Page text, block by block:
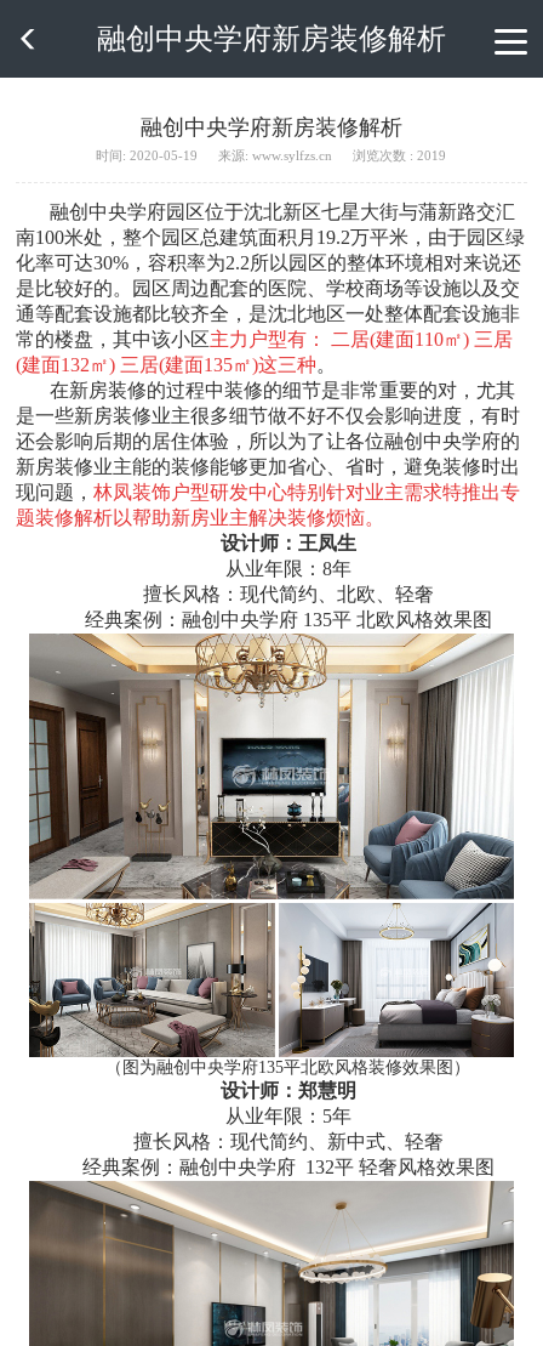
 融创中央学府新房装修解析
融创中央学府新房装修解析
时间: 2020-05-19 来源: www.sylfzs.cn 浏览次数 : 2019
融创中央学府园区位于沈北新区七星大街与蒲新路交汇
南100米处，整个园区总建筑面积月19.2万平米，由于园区绿
化率可达30%，容积率为2.2所以园区的整体环境相对来说还
是比较好的。园区周边配套的医院、学校商场等设施以及交
通等配套设施都比较齐全，是沈北地区一处整体配套设施非
常的楼盘，其中该小区主力户型有： 二居(建面110㎡) 三居
(建面132㎡) 三居(建面135㎡)这三种。
在新房装修的过程中装修的细节是非常重要的对，尤其
是一些新房装修业主很多细节做不好不仅会影响进度，有时
还会影响后期的居住体验，所以为了让各位融创中央学府的
新房装修业主能的装修能够更加省心、省时，避免装修时出
现问题，林凤装饰户型研发中心特别针对业主需求特推出专
题装修解析以帮助新房业主解决装修烦恼。
设计师：王凤生
从业年限：8年
擅长风格：现代简约、北欧、轻奢
经典案例：融创中央学府 135平 北欧风格效果图
（图为融创中央学府135平北欧风格装修效果图）
设计师：郑慧明
从业年限：5年
擅长风格：现代简约、新中式、轻奢
经典案例：融创中央学府 132平 轻奢风格效果图